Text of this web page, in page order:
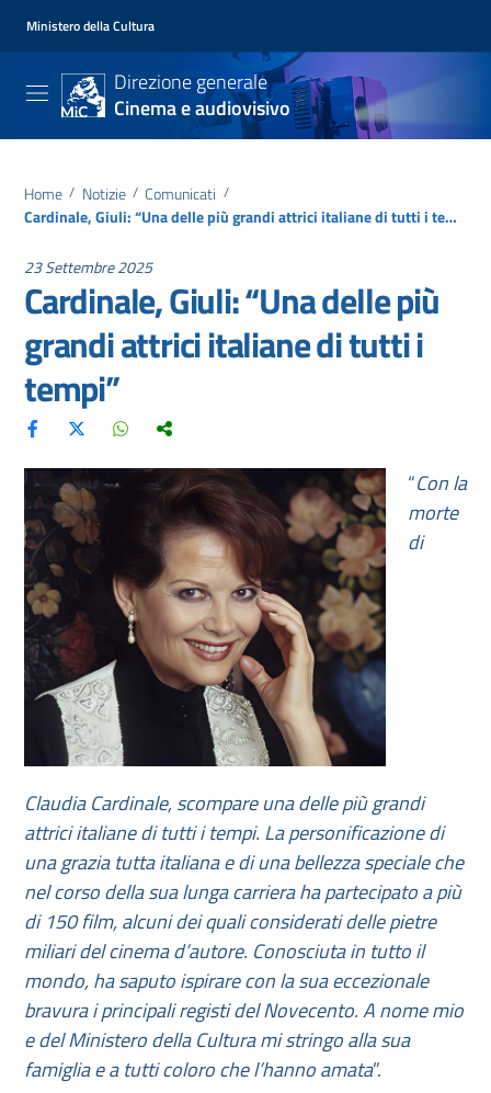
Ministero della Cultura
Direzione generale
Cinema e audiovisivo
Home / Notizie / Comunicati /
Cardinale, Giuli: “Una delle più grandi attrici italiane di tutti i tempi”
23 Settembre 2025
Cardinale, Giuli: “Una delle più
grandi attrici italiane di tutti i
tempi”
“Con la
morte
di
Claudia Cardinale, scompare una delle più grandi
attrici italiane di tutti i tempi. La personificazione di
una grazia tutta italiana e di una bellezza speciale che
nel corso della sua lunga carriera ha partecipato a più
di 150 film, alcuni dei quali considerati delle pietre
miliari del cinema d’autore. Conosciuta in tutto il
mondo, ha saputo ispirare con la sua eccezionale
bravura i principali registi del Novecento. A nome mio
e del Ministero della Cultura mi stringo alla sua
famiglia e a tutti coloro che l’hanno amata”.